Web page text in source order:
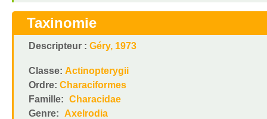
Taxinomie
Descripteur : Géry, 1973
Classe: Actinopterygii
Ordre: Characiformes
Famille: Characidae
Genre: Axelrodia